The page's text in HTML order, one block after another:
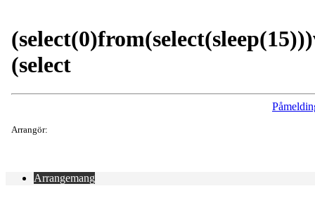
(select
Arrangör:
Arrangemang